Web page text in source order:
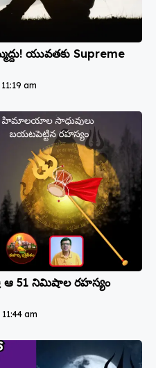
యువతకు Supreme
11:19 am
ఆ 51 నిమిషాల రహస్యం
11:44 am